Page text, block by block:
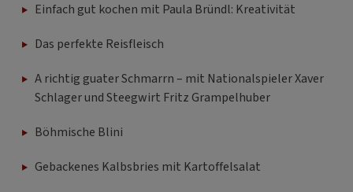
Einfach gut kochen mit Paula Bründl: Kreativität
Das perfekte Reisfleisch
A richtig guater Schmarrn – mit Nationalspieler Xaver
Schlager und Steegwirt Fritz Grampelhuber
Böhmische Blini
Gebackenes Kalbsbries mit Kartoffelsalat